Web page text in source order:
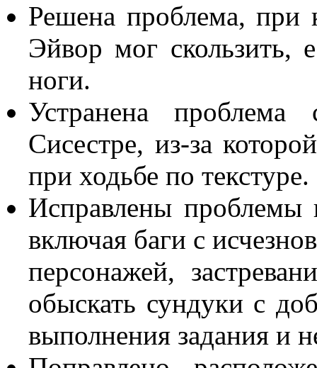
Решена проблема, при
Эйвор мог скользить,
ноги.
Устранена проблема
Сисестре, из-за
при ходьбе по текстуре.
Исправлены проблемы
включая баги с
персонажей,
обыскать сундуки с
выполнения задания и